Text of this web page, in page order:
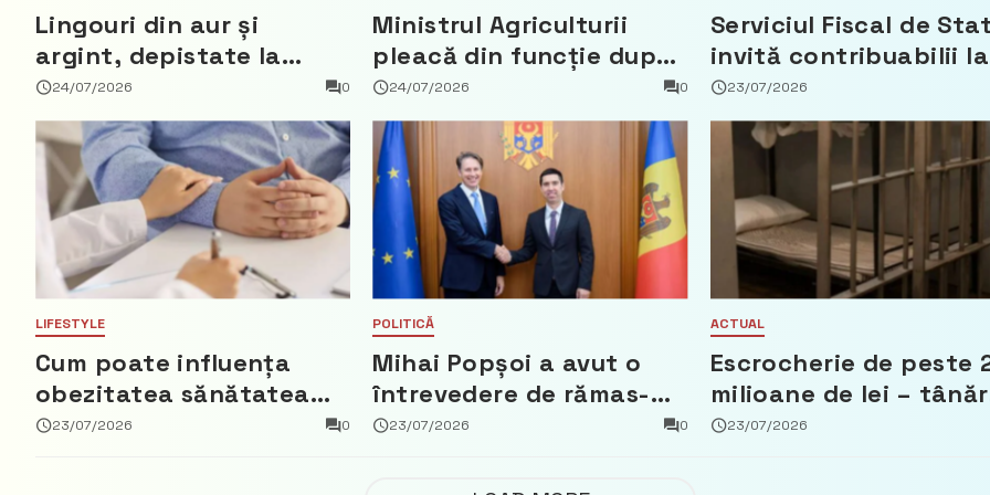
Lingouri din aur și
argint, depistate la
vama Aeroport
24/07/2026 0
Ministrul Agriculturii
pleacă din funcție după
ce a negat că a făcut
parte din Partidul
Democrat
24/07/2026 0
Serviciul Fiscal de Stat
invită contribuabilii la
un webinar gratuit
privind calculul
impozitului pe
imobiliare
23/07/2026
LIFESTYLE
Cum poate influența
obezitatea sănătatea
creierului
23/07/2026 0
POLITICĂ
Mihai Popșoi a avut o
întrevedere de rămas-
bun cu ambasadorul
Fred Duijn
23/07/2026 0
ACTUAL
Escrocherie de peste
milioane de lei – tânăr
din capitală riscă până
23/07/2026